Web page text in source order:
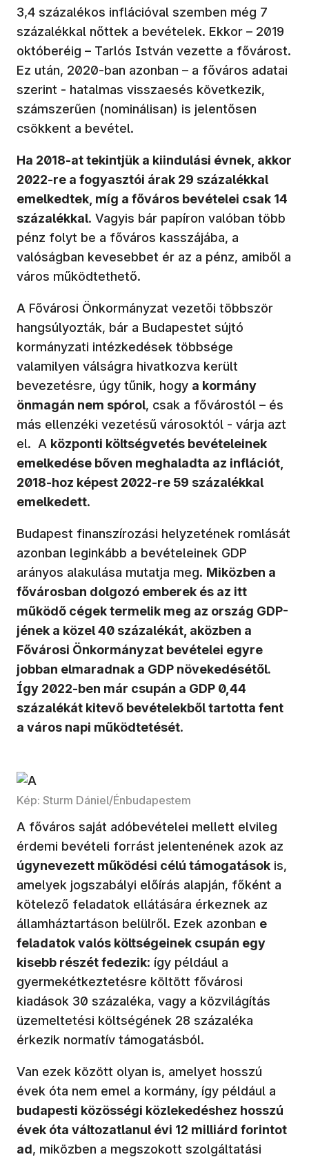
3,4 százalékos inflációval szemben még 7
százalékkal nőttek a bevételek. Ekkor – 2019
októberéig – Tarlós István vezette a fővárost.
Ez után, 2020-ban azonban – a főváros adatai
szerint - hatalmas visszaesés következik,
számszerűen (nominálisan) is jelentősen
csökkent a bevétel.
Ha 2018-at tekintjük a kiindulási évnek, akkor
2022-re a fogyasztói árak 29 százalékkal
emelkedtek, míg a főváros bevételei csak 14
százalékkal. Vagyis bár papíron valóban több
pénz folyt be a főváros kasszájába, a
valóságban kevesebbet ér az a pénz, amiből a
város működtethető.
A Fővárosi Önkormányzat vezetői többször
hangsúlyozták, bár a Budapestet sújtó
kormányzati intézkedések többsége
valamilyen válságra hivatkozva került
bevezetésre, úgy tűnik, hogy a kormány
önmagán nem spórol, csak a fővárostól – és
más ellenzéki vezetésű városoktól - várja azt
el. A központi költségvetés bevételeinek
emelkedése bőven meghaladta az inflációt,
2018-hoz képest 2022-re 59 százalékkal
emelkedett.
Budapest finanszírozási helyzetének romlását
azonban leginkább a bevételeinek GDP
arányos alakulása mutatja meg. Miközben a
fővárosban dolgozó emberek és az itt
működő cégek termelik meg az ország GDP-
jének a közel 40 százalékát, aközben a
Fővárosi Önkormányzat bevételei egyre
jobban elmaradnak a GDP növekedésétől.
Így 2022-ben már csupán a GDP 0,44
százalékát kitevő bevételekből tartotta fent
a város napi működtetését.
Kép: Sturm Dániel/Énbudapestem
A főváros saját adóbevételei mellett elvileg
érdemi bevételi forrást jelentenének azok az
úgynevezett működési célú támogatások is,
amelyek jogszabályi előírás alapján, főként a
kötelező feladatok ellátására érkeznek az
államháztartáson belülről. Ezek azonban e
feladatok valós költségeinek csupán egy
kisebb részét fedezik: így például a
gyermekétkeztetésre költött fővárosi
kiadások 30 százaléka, vagy a közvilágítás
üzemeltetési költségének 28 százaléka
érkezik normatív támogatásból.
Van ezek között olyan is, amelyet hosszú
évek óta nem emel a kormány, így például a
budapesti közösségi közlekedéshez hosszú
évek óta változatlanul évi 12 milliárd forintot
ad, miközben a megszokott szolgáltatási